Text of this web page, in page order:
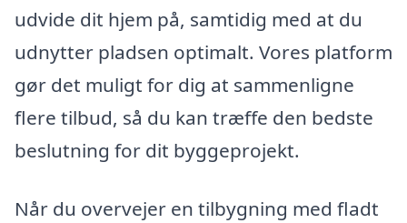
udvide dit hjem på, samtidig med at du
udnytter pladsen optimalt. Vores platform
gør det muligt for dig at sammenligne
flere tilbud, så du kan træffe den bedste
beslutning for dit byggeprojekt.
Når du overvejer en tilbygning med fladt